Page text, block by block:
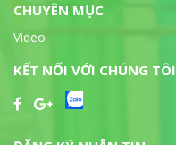
CHUYÊN MỤC
Video
KẾT NỐI VỚI CHÚNG TÔI